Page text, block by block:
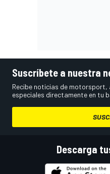
Suscríbete a nuestra
Recibe noticias de
especiales directamente en tu
Descarga